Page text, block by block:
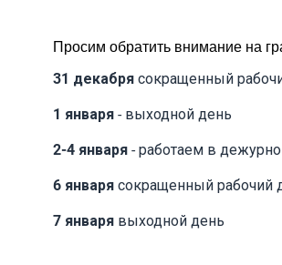
Просим обратить внимание на
31 декабря сокращенный
1 января - выходной день
2-4 января - работаем в
6 января сокращенный рабочий
7 января выходной день